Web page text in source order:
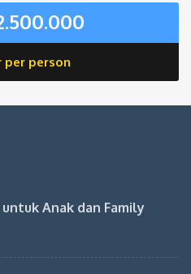
per person
Anak dan Family